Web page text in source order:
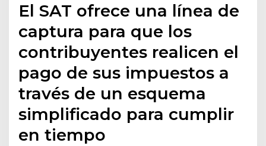
El SAT ofrece una línea de
captura para que los
contribuyentes realicen el
pago de sus impuestos a
través de un esquema
simplificado para cumplir
en tiempo